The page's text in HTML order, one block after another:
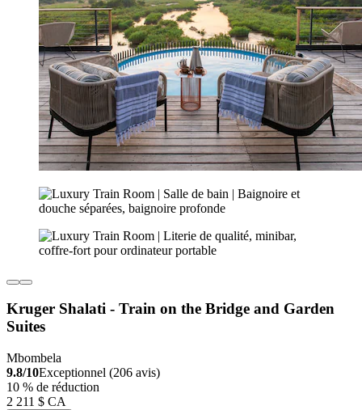
Kruger Shalati - Train on the Bridge and Garden
Suites
Mbombela
9.8/10Exceptionnel (206 avis)
10 % de réduction
2 211 $ CA